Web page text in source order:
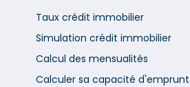
Taux crédit immobilier
Simulation crédit immobilier
Calcul des mensualités
Calculer sa capacité d'emprunt